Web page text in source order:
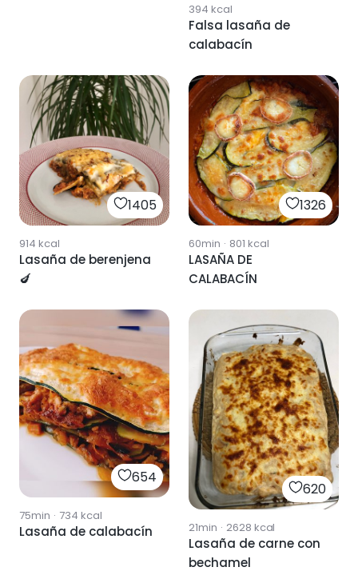
394 kcal
Falsa lasaña de
calabacín
1405
914 kcal
Lasaña de berenjena
🍆
1326
60min · 801 kcal
LASAÑA DE
CALABACÍN
654
75min · 734 kcal
Lasaña de calabacín
620
21min · 2628 kcal
Lasaña de carne con
bechamel